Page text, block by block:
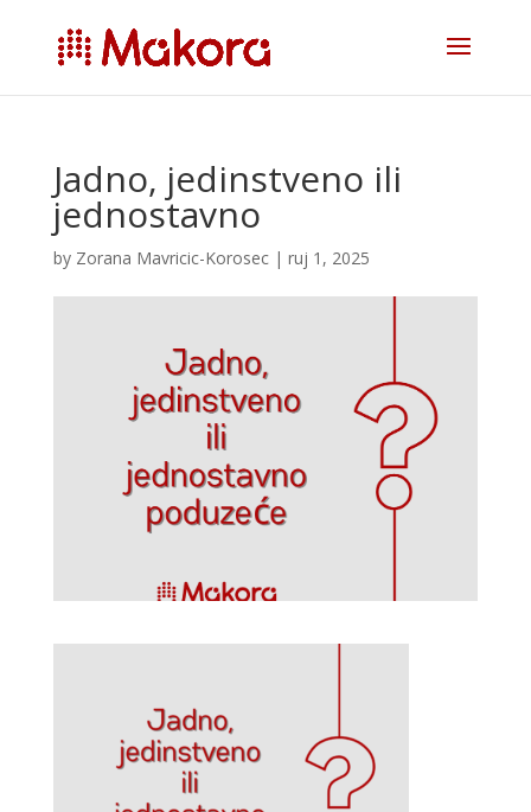
Jadno, jedinstveno ili
jednostavno
by Zorana Mavricic-Korosec| ruj 1, 2025